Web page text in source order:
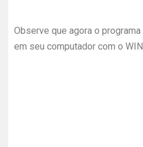
Observe que agora o
em seu computador com o